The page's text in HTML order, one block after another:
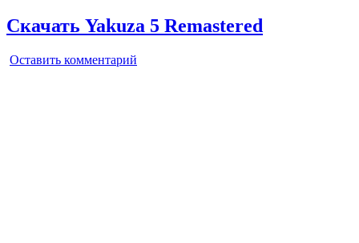
Скачать Yakuza 5 Remastered
Оставить комментарий